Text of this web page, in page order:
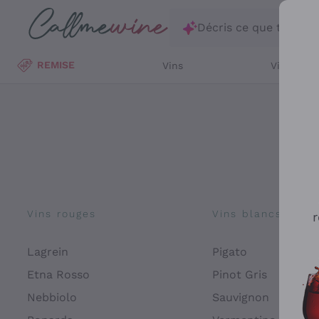
Passer au contenu principal
Décris ce que tu
REMISE Vins Vins
Vins rouges
Lagrein
Etna Rosso
Nebbiolo
Vins blancs
Pigato
Pinot Gris
Sauvignon